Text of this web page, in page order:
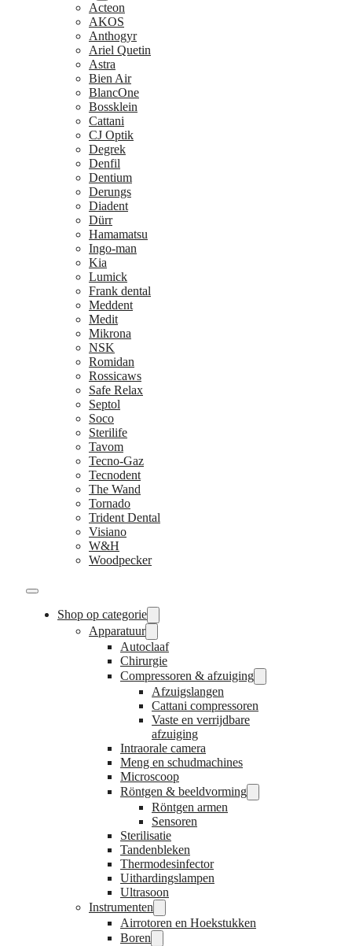
Acteon
AKOS
Anthogyr
Ariel Quetin
Astra
Bien Air
BlancOne
Bossklein
Cattani
CJ Optik
Degrek
Denfil
Dentium
Derungs
Diadent
Dürr
Hamamatsu
Ingo-man
Kia
Lumick
Frank dental
Meddent
Medit
Mikrona
NSK
Romidan
Rossicaws
Safe Relax
Septol
Soco
Sterilife
Tavom
Tecno-Gaz
Tecnodent
The Wand
Tornado
Trident Dental
Visiano
W&H
Woodpecker
Shop op categorie
Apparatuur
Autoclaaf
Chirurgie
Compressoren & afzuiging
Afzuigslangen
Cattani compressoren
Vaste en verrijdbare
afzuiging
Intraorale camera
Meng en schudmachines
Microscoop
Röntgen & beeldvorming
Röntgen armen
Sensoren
Sterilisatie
Tandenbleken
Thermodesinfector
Uithardingslampen
Ultrasoon
Instrumenten
Airrotoren en Hoekstukken
Boren